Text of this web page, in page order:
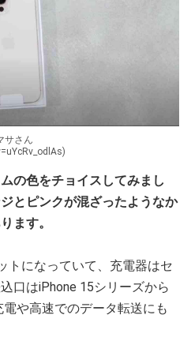
サさん
の色をチョイスしてみまし
とピンクが混ざったようなか
ます。
トになっていて、充電器はセ
口はiPhone 15シリーズから
や高速でのデータ転送にも